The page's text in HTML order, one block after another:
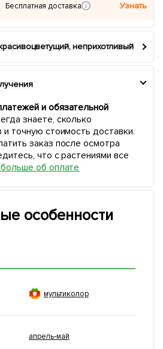
Бесплатная доставка Узнать
неприхотливый
и обязательной
знаете, сколько
и точную стоимость доставки.
заказ после осмотра
что с растениями все
об оплате
особенности
 мультиколор
апрель-май